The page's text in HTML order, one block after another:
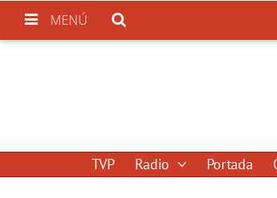
MENÚ
TVP Radio Portada